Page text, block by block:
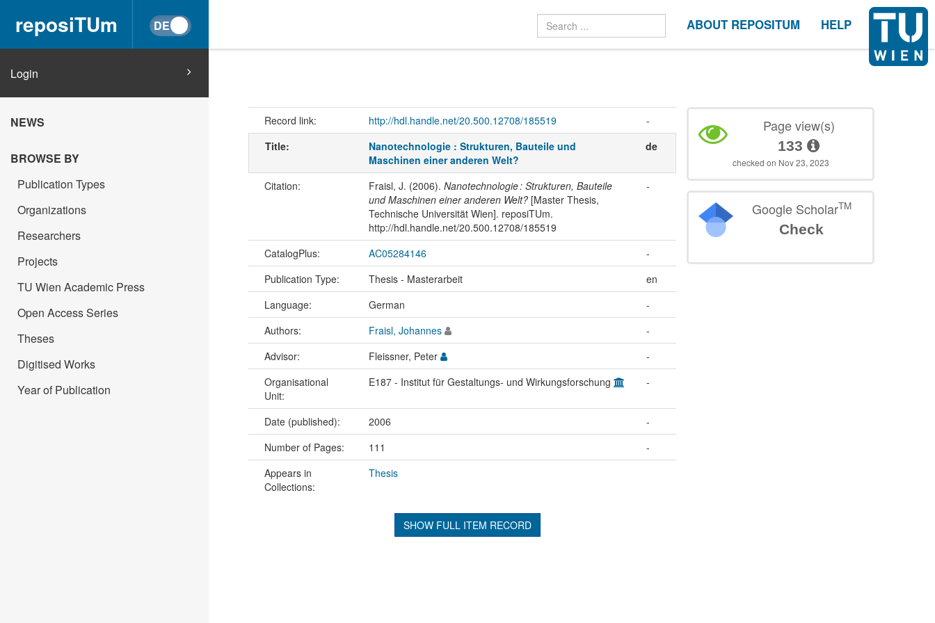
reposiTUm ABOUT REPOSITUM HELP
Login
NEWS
BROWSE BY
Publication Types
Organizations
Researchers
Projects
TU Wien Academic Press
Open Access Series
Theses
Digitised Works
Year of Publication
Record link: http://hdl.handle.net/20.500.12708/185519
-
Title:
Nanotechnologie : Strukturen, Bauteile und
Maschinen einer anderen Welt?
de
Citation: Fraisl, J. (2006). Nanotechnologie : Strukturen, Bauteile
und Maschinen einer anderen Welt?[Master Thesis,
Technische Universität Wien]. reposiTUm.
http://hdl.handle.net/20.500.12708/185519
-
CatalogPlus: AC05284146
-
Publication Type:
Thesis - Masterarbeit
en
Language:
German
-
Authors:
Fraisl, Johannes
-
Advisor:
Fleissner, Peter
-
Organisational
Unit:
E187 - Institut für Gestaltungs- und Wirkungsforschung -
Date (published): 2006
-
Number of Pages:
111
-
Appears in
Collections:
Thesis
SHOW FULL ITEM RECORD
Page view(s)
133
checked on Nov 23, 2023
Google ScholarTM
Check